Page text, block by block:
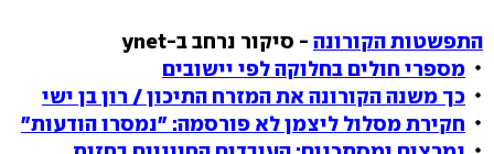
התפשטות הקורונה - סיקור נרחב ב-ynet
מספרי חולים בחלוקה לפי יישובים
כך משנה הקורונה את המזרח התיכון‏ / רון בן ישי
חקירת מסלול ליצמן לא פורסמה: "נמסרו הודעות"